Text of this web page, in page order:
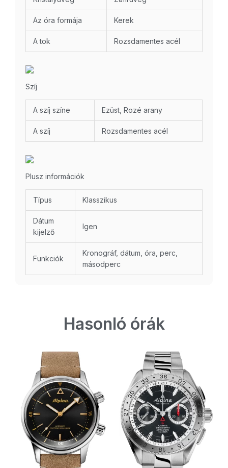
Az óra formája Kerek
A tok Rozsdamentes acél
Szíj
A szíj színe Ezüst, Rozé arany
A szíj Rozsdamentes acél
Plusz információk
Típus Klasszikus
Dátum
kijelző
Igen
Funkciók
Kronográf, dátum, óra, perc,
másodperc
Hasonló órák